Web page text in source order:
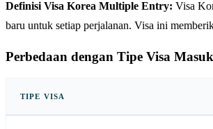
Definisi Visa Korea Multiple Entry: Visa
baru untuk setiap perjalanan. Visa ini
Perbedaan dengan Tipe Visa
TIPE VISA